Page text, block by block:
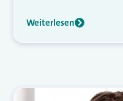
Weiterlesen